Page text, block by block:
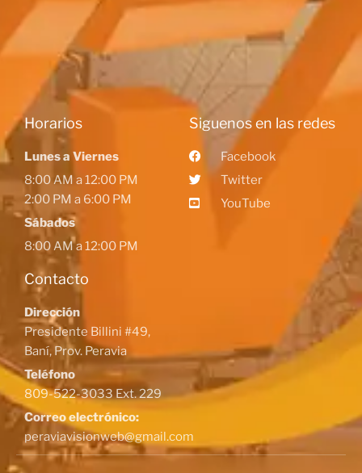
Horarios
Lunes a Viernes
8:00 AM a 12:00 PM
2:00 PM a 6:00 PM
Sábados
8:00 AM a 12:00 PM
Contacto
Dirección
Presidente Billini #49,
Baní, Prov. Peravia
Teléfono
809-522-3033 Ext. 229
Correo electrónico:
peraviavisionweb@gmail.com
Siguenos en las redes
Facebook
Twitter
YouTube